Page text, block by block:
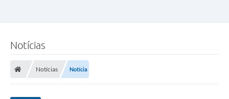
Notícias
Notícias Notícia